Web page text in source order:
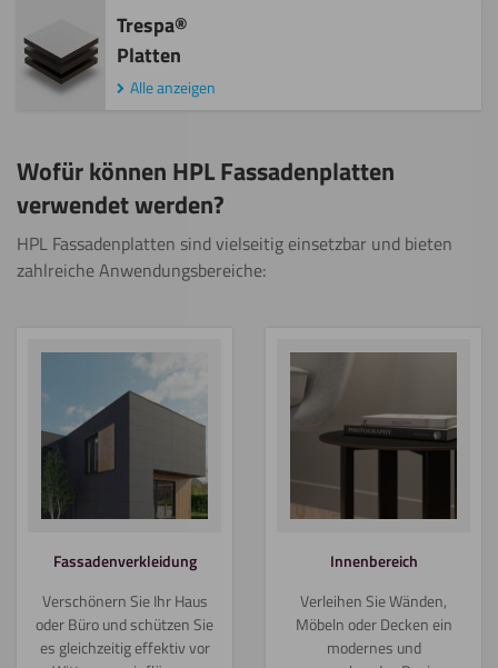
Trespa®
Platten
Alle anzeigen
Wofür können HPL Fassadenplatten
verwendet werden?
HPL Fassadenplatten sind vielseitig einsetzbar und bieten
zahlreiche Anwendungsbereiche:
Fassadenverkleidung
Verschönern Sie Ihr Haus
oder Büro und schützen Sie
es gleichzeitig effektiv vor
Innenbereich
Verleihen Sie Wänden,
Möbeln oder Decken ein
modernes und